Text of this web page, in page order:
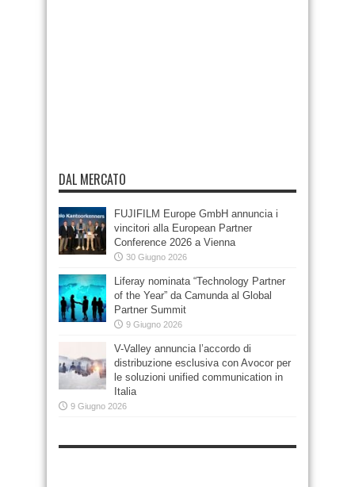
DAL MERCATO
FUJIFILM Europe GmbH annuncia i
vincitori alla European Partner
Conference 2026 a Vienna
30 Giugno 2026
Liferay nominata “Technology Partner
of the Year” da Camunda al Global
Partner Summit
9 Giugno 2026
V-Valley annuncia l’accordo di
distribuzione esclusiva con Avocor per
le soluzioni unified communication in
Italia
9 Giugno 2026